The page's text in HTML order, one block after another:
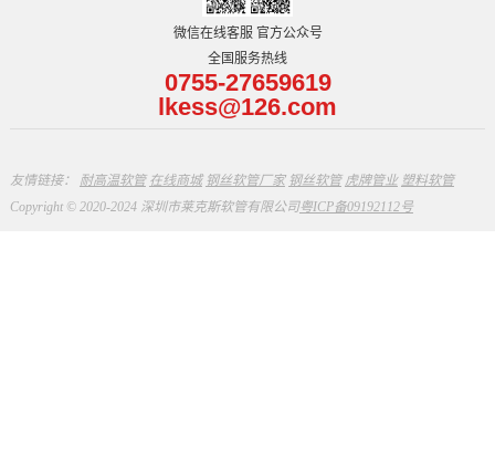
微信在线客服 官方公众号
全国服务热线
0755-27659619
lkess@126.com
友情链接： 耐高温软管 在线商城 钢丝软管厂家 钢丝软管 虎牌管业 塑料软管
Copyright © 2020-2024 深圳市莱克斯软管有限公司粤ICP备09192112号